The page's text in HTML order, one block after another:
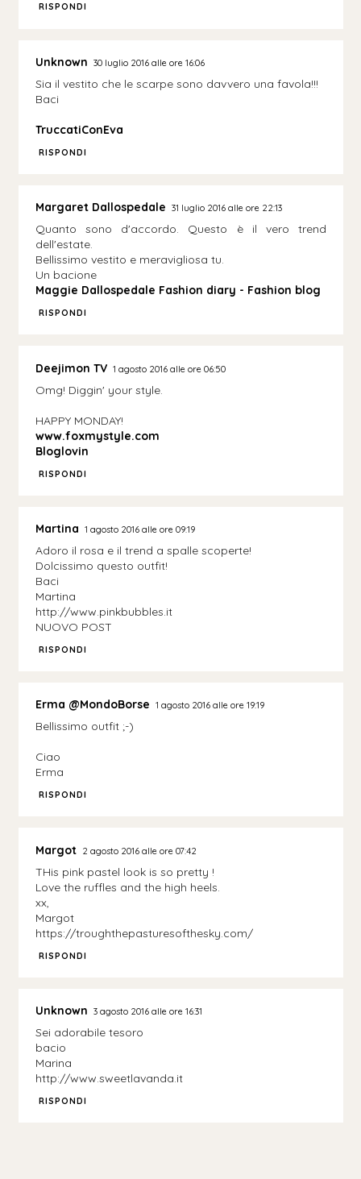
RISPONDI
Unknown 30 luglio 2016 alle ore 16:06
Sia il vestito che le scarpe sono davvero una favola!!!
Baci
TruccatiConEva
RISPONDI
Margaret Dallospedale 31 luglio 2016 alle ore 22:13
Quanto sono d'accordo. Questo è il vero trend
dell'estate.
Bellissimo vestito e meravigliosa tu.
Un bacione
Maggie Dallospedale Fashion diary - Fashion blog
RISPONDI
Deejimon TV 1 agosto 2016 alle ore 06:50
Omg! Diggin' your style.
HAPPY MONDAY!
www.foxmystyle.com
Bloglovin
RISPONDI
Martina 1 agosto 2016 alle ore 09:19
Adoro il rosa e il trend a spalle scoperte!
Dolcissimo questo outfit!
Baci
Martina
http://www.pinkbubbles.it
NUOVO POST
RISPONDI
Erma @MondoBorse 1 agosto 2016 alle ore 19:19
Bellissimo outfit ;-)
Ciao
Erma
RISPONDI
Margot 2 agosto 2016 alle ore 07:42
THis pink pastel look is so pretty !
Love the ruffles and the high heels.
xx,
Margot
https://troughthepasturesofthesky.com/
RISPONDI
Unknown 3 agosto 2016 alle ore 16:31
Sei adorabile tesoro
bacio
Marina
http://www.sweetlavanda.it
RISPONDI